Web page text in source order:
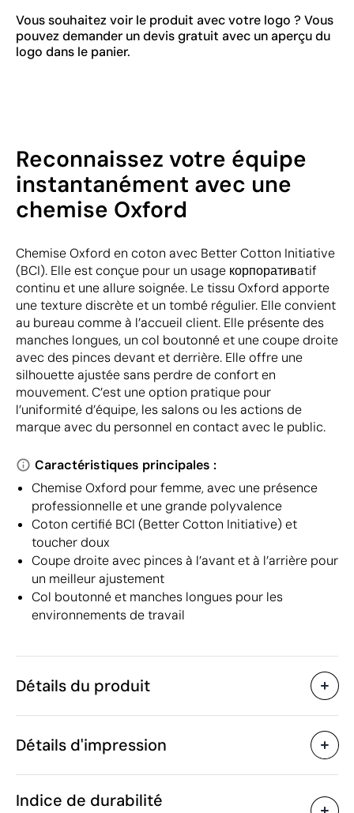
Vous souhaitez voir le produit avec votre logo ? Vous
pouvez demander un devis gratuit avec un aperçu du
logo dans le panier.
Reconnaissez votre équipe
instantanément avec une
chemise Oxford
Chemise Oxford en coton avec Better Cotton Initiative
(BCI). Elle est conçue pour un usage корпоративatif
continu et une allure soignée. Le tissu Oxford apporte
une texture discrète et un tombé régulier. Elle convient
au bureau comme à l’accueil client. Elle présente des
manches longues, un col boutonné et une coupe droite
avec des pinces devant et derrière. Elle offre une
silhouette ajustée sans perdre de confort en
mouvement. C’est une option pratique pour
l’uniformité d’équipe, les salons ou les actions de
marque avec du personnel en contact avec le public.
Caractéristiques principales :
Chemise Oxford pour femme, avec une présence
professionnelle et une grande polyvalence
Coton certifié BCI (Better Cotton Initiative) et
toucher doux
Coupe droite avec pinces à l’avant et à l’arrière pour
un meilleur ajustement
Col boutonné et manches longues pour les
environnements de travail
Détails du produit
Caractéristiques
Code du produit
Détails d'impression
Indice de durabilité